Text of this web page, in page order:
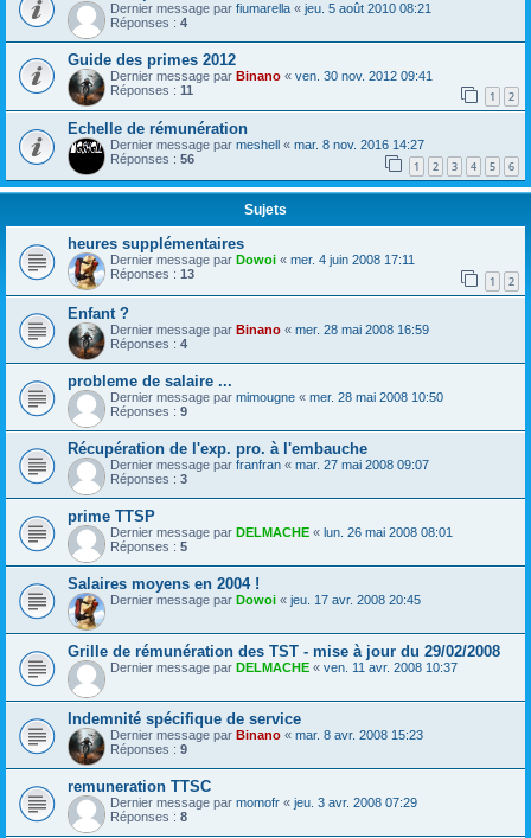
Dernier message par fiumarella « jeu. 5 août 2010 08:21
Réponses : 4
Guide des primes 2012
Dernier message par Binano « ven. 30 nov. 2012 09:41
Réponses : 11 1 2
Echelle de rémunération
Dernier message par meshell « mar. 8 nov. 2016 14:27
Réponses : 56 1 2 3 4 5 6
Sujets
heures supplémentaires
Dernier message par Dowoi « mer. 4 juin 2008 17:11
Réponses : 13 1 2
Enfant ?
Dernier message par Binano « mer. 28 mai 2008 16:59
Réponses : 4
probleme de salaire ...
Dernier message par mimougne « mer. 28 mai 2008 10:50
Réponses : 9
Récupération de l'exp. pro. à l'embauche
Dernier message par franfran « mar. 27 mai 2008 09:07
Réponses : 3
prime TTSP
Dernier message par DELMACHE « lun. 26 mai 2008 08:01
Réponses : 5
Salaires moyens en 2004 !
Dernier message par Dowoi « jeu. 17 avr. 2008 20:45
Grille de rémunération des TST - mise à jour du 29/02/2008
Dernier message par DELMACHE « ven. 11 avr. 2008 10:37
Indemnité spécifique de service
Dernier message par Binano « mar. 8 avr. 2008 15:23
Réponses : 9
remuneration TTSC
Dernier message par momofr « jeu. 3 avr. 2008 07:29
Réponses : 8